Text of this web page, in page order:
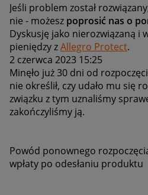
Jeśli problem został
nie - możesz poprosić nas o
Dyskusję jako nierozwiązaną i
pieniędzy zAllegro Protect.
2 czerwca 2023 15:25
Minęło już 30 dni od
nie określił, czy udało mu się
związku z tym uznaliśmy
zakończyliśmy ją.
Powód ponownego
wpłaty po odesłaniu produktu